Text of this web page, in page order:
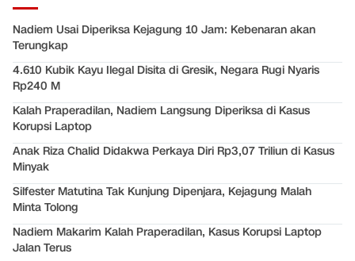
Nadiem Usai Diperiksa Kejagung 10 Jam: Kebenaran akan
Terungkap
4.610 Kubik Kayu Ilegal Disita di Gresik, Negara Rugi Nyaris
Rp240 M
Kalah Praperadilan, Nadiem Langsung Diperiksa di Kasus
Korupsi Laptop
Anak Riza Chalid Didakwa Perkaya Diri Rp3,07 Triliun di Kasus
Minyak
Silfester Matutina Tak Kunjung Dipenjara, Kejagung Malah
Minta Tolong
Nadiem Makarim Kalah Praperadilan, Kasus Korupsi Laptop
Jalan Terus